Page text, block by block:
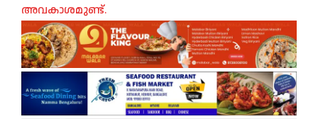
അവകാശമുണ്ട്.